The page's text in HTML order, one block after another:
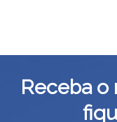
Receba o